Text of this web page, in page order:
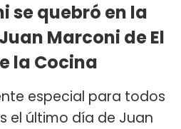
se quebró en la
Marconi de El
la Cocina
especial para todos
el último día de Juan